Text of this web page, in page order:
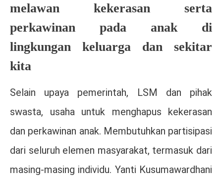
melawan kekerasan serta
perkawinan pada anak di
lingkungan keluarga dan sekitar
kita
Selain upaya pemerintah, LSM dan pihak
swasta, usaha untuk menghapus kekerasan
dan perkawinan anak. Membutuhkan partisipasi
dari seluruh elemen masyarakat, termasuk dari
masing-masing individu. Yanti Kusumawardhani